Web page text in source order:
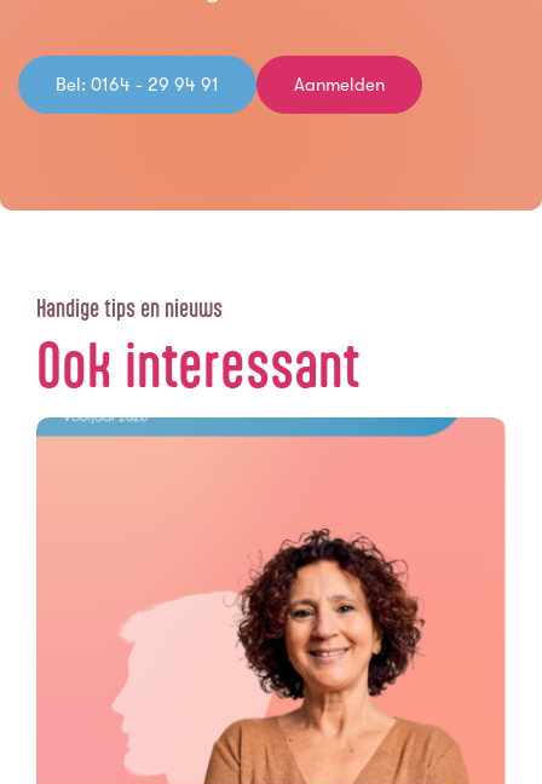
Bel: 0164 - 29 94 91 Aanmelden
Handige tips en nieuws
Ook interessant